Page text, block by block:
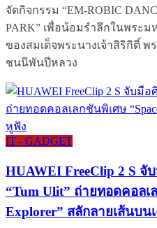
จัดกิจกรรม “EM-ROBIC
PARK” เพื่อน้อมรำลึกในพร
ของสมเด็จพระนางเจ้าสิริกิติ์
ชนนีพันปีหลวง
IT - GADGET
HUAWEI FreeClip 2 S
“Tum Ulit” ถ่ายทอดคอลเ
Explorer” สลักลายเส้นบน